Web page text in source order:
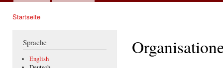
Startseite
Sprache
English